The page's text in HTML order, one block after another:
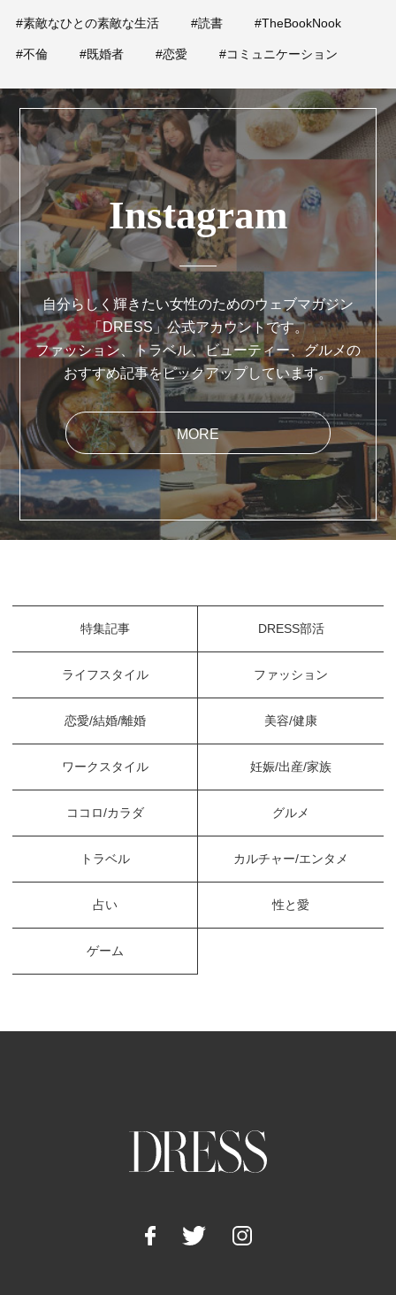
#素敵なひとの素敵な生活 #読書 #TheBookNook
#不倫 #既婚者 #恋愛 #コミュニケーション
Instagram
自分らしく輝きたい女性のためのウェブマガジン
「DRESS」公式アカウントです。
ファッション、トラベル、ビューティー、グルメの
おすすめ記事をピックアップしています。
MORE
特集記事 DRESS部活
ライフスタイル ファッション
恋愛/結婚/離婚 美容/健康
ワークスタイル 妊娠/出産/家族
ココロ/カラダ グルメ
トラベル カルチャー/エンタメ
占い 性と愛
ゲーム